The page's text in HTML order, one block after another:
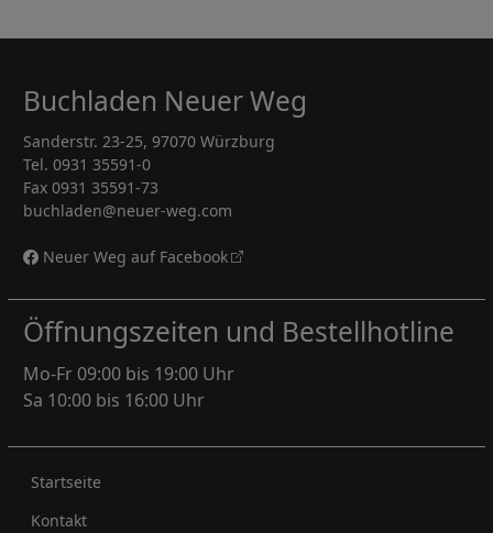
Buchladen Neuer Weg
Sanderstr. 23-25, 97070 Würzburg
Tel. 0931 35591-0
Fax 0931 35591-73
buchladen@neuer-weg.com
Neuer Weg auf Facebook
Öffnungszeiten und Bestellhotline
Mo-Fr 09:00 bis 19:00 Uhr
Sa 10:00 bis 16:00 Uhr
Rechtliches
Startseite
Kontakt